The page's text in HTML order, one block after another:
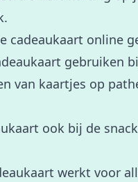
cadeaukaart online
gebruiken
van kaartjes op
ook bij de
werkt voor